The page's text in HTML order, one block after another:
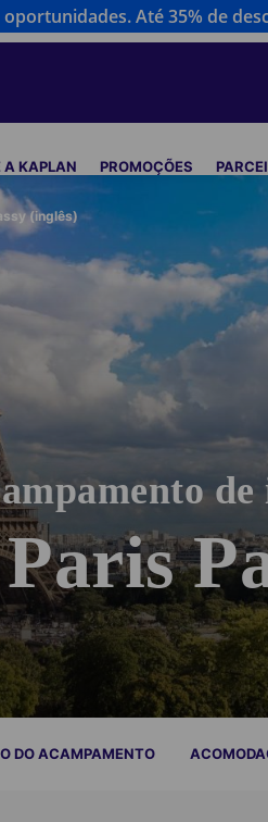
A KAPLAN PROMOÇÕES
Até 35% de
(inglês)
de
Paris
DO ACAMPAMENTO